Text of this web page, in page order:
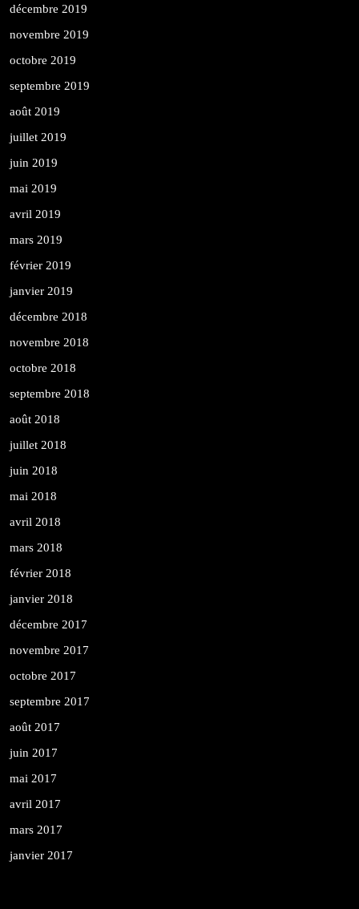
décembre 2019
novembre 2019
octobre 2019
septembre 2019
août 2019
juillet 2019
juin 2019
mai 2019
avril 2019
mars 2019
février 2019
janvier 2019
décembre 2018
novembre 2018
octobre 2018
septembre 2018
août 2018
juillet 2018
juin 2018
mai 2018
avril 2018
mars 2018
février 2018
janvier 2018
décembre 2017
novembre 2017
octobre 2017
septembre 2017
août 2017
juin 2017
mai 2017
avril 2017
mars 2017
janvier 2017